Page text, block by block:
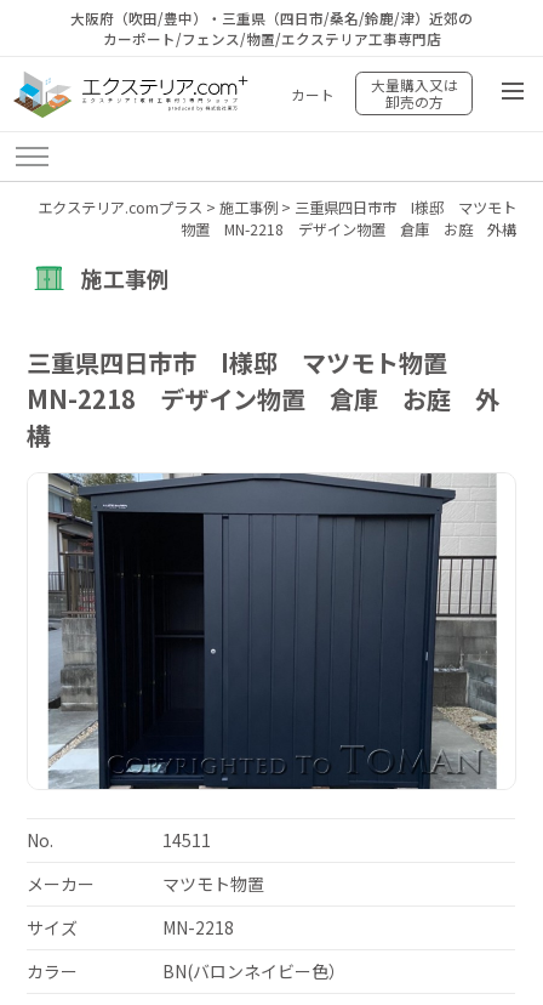
大阪府（吹田/豊中）・三重県（四日市/桑名/鈴鹿/津）近郊の
カーポート/フェンス/物置/エクステリア工事専門店
カート
大量購入又は
卸売の方
エクステリア.comプラス > 施工事例> 三重県四日市市 I様邸 マツモト
物置 MN-2218 デザイン物置 倉庫 お庭 外構
施工事例
三重県四日市市 I様邸 マツモト物置
MN-2218 デザイン物置 倉庫 お庭 外
構
No.
14511
メーカー
マツモト物置
サイズ
MN-2218
カラー
BN(バロンネイビー色）